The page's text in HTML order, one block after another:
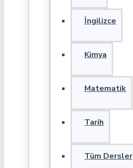
İngilizce
Kimya
Matematik
Tarih
Tüm Dersler